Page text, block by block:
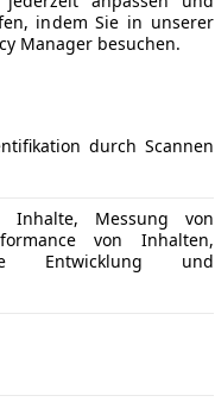
indem Sie in unserer
Manager besuchen.
durch Scannen
Inhalte, Messung von
von Inhalten,
Entwicklung und